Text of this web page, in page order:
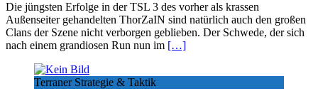
Die jüngsten Erfolge in der TSL 3 des vorher als krassen
Außenseiter gehandelten ThorZaIN sind natürlich auch den großen
Clans der Szene nicht verborgen geblieben. Der Schwede, der sich
nach einem grandiosen Run nun im […]
Terraner Strategie & Taktik